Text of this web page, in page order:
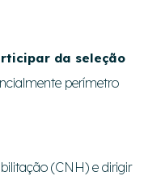
da seleção
perímetro
(CNH) e dirigir